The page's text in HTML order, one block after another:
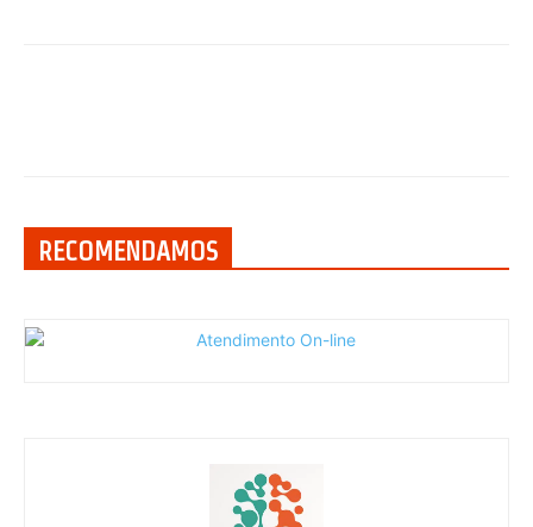
RECOMENDAMOS